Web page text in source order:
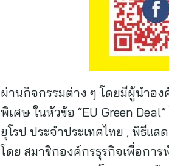
ผ่านกิจกรรมต่าง ๆ โดยมีผู้นำอ
พิเศษ ในหัวข้อ “EU Green
ยุโรป ประจำประเทศไทย , พิธีแ
โดย สมาชิกองค์กรธุรกิจเพื่อการ